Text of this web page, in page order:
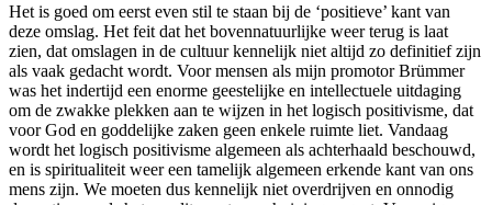
Het is goed om eerst even stil te staan bij de ‘positieve’ kant van
deze omslag. Het feit dat het bovennatuurlijke weer terug is laat
zien, dat omslagen in de cultuur kennelijk niet altijd zo definitief zijn
als vaak gedacht wordt. Voor mensen als mijn promotor Brümmer
was het indertijd een enorme geestelijke en intellectuele uitdaging
om de zwakke plekken aan te wijzen in het logisch positivisme, dat
voor God en goddelijke zaken geen enkele ruimte liet. Vandaag
wordt het logisch positivisme algemeen als achterhaald beschouwd,
en is spiritualiteit weer een tamelijk algemeen erkende kant van ons
mens zijn. We moeten dus kennelijk niet overdrijven en onnodig